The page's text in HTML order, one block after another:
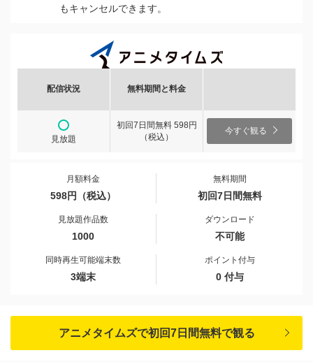
もキャンセルできます。
配信状況 無料期間と料金
見放題
初回7日間無料 598円
（税込）
今すぐ観る
月額料金
598円（税込）
無料期間
初回7日間無料
見放題作品数
1000
ダウンロード
不可能
同時再生可能端末数
3端末
ポイント付与
0 付与
アニメタイムズで初回7日間無料で観る